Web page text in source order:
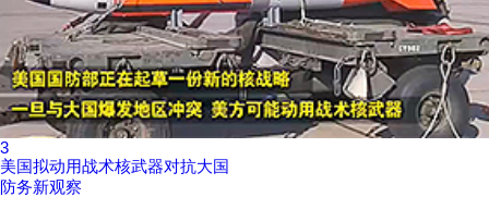
3
美国拟动用战术核武器对抗大国
防务新观察